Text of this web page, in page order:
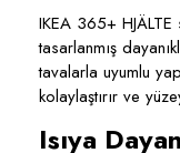
IKEA 365+ HJÄLTE
tasarlanmış
tavalarla uyumlu
kolaylaştırır ve
Isıya